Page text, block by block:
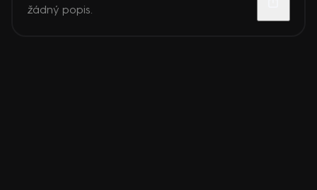
žádný popis.